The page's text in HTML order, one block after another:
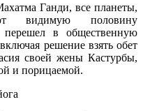
Ганди, все планеты,
видимую половину
перешел в общественную
решение взять обет
своей жены Кастурбы,
и порицаемой.